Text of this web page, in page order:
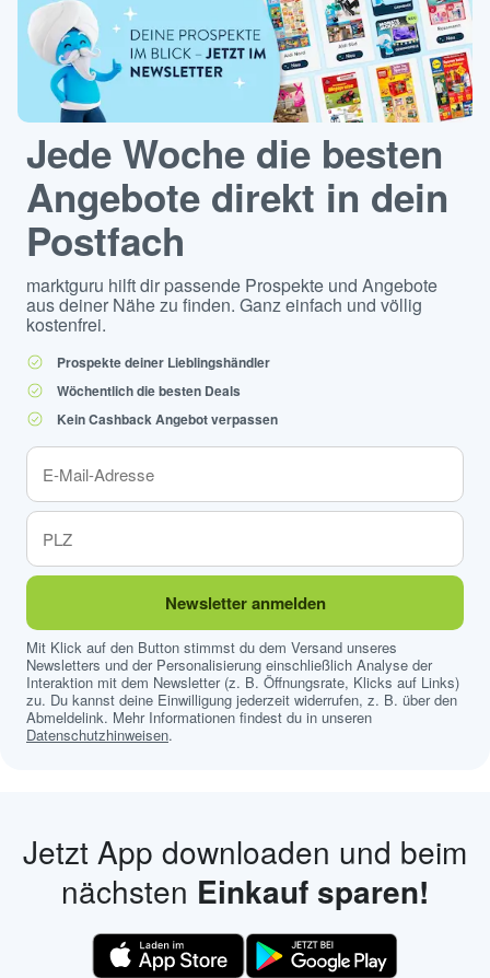
Jede Woche die besten
Angebote direkt in dein
Postfach
marktguru hilft dir passende Prospekte und Angebote
aus deiner Nähe zu finden. Ganz einfach und völlig
kostenfrei.
Prospekte deiner Lieblingshändler
Wöchentlich die besten Deals
Kein Cashback Angebot verpassen
Newsletter anmelden
Mit Klick auf den Button stimmst du dem Versand unseres
Newsletters und der Personalisierung einschließlich Analyse der
Interaktion mit dem Newsletter (z. B. Öffnungsrate, Klicks auf Links)
zu. Du kannst deine Einwilligung jederzeit widerrufen, z. B. über den
Abmeldelink. Mehr Informationen findest du in unseren
Datenschutzhinweisen.
Jetzt App downloaden und beim
nächsten Einkauf sparen!